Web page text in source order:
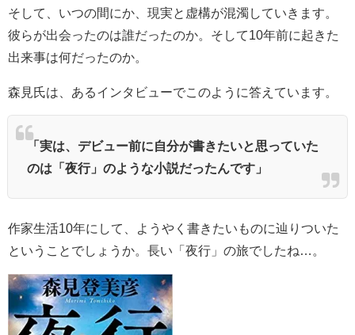
そして、いつの間にか、現実と虚構が混濁していきます。
彼らが出会ったのは誰だったのか。そして10年前に起きた
出来事は何だったのか。
森見氏は、あるインタビューでこのように答えています。
「実は、デビュー前に自分が書きたいと思っていた
のは「夜行」のような小説だったんです」
作家生活10年にして、ようやく書きたいものに辿りついた
ということでしょうか。長い「夜行」の旅でしたね…。